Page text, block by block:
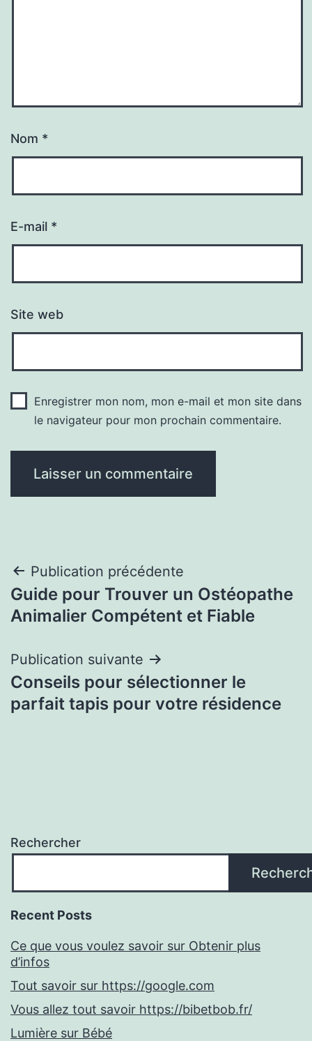
Nom *
E-mail *
Site web
Enregistrer mon nom, mon e-mail et mon site dans
le navigateur pour mon prochain commentaire.
Navigation
de
Publication précédente
Guide pour Trouver un Ostéopathe
Animalier Compétent et Fiable
Publication suivante
Conseils pour sélectionner le
parfait tapis pour votre résidence
Rechercher
Recent Posts
Ce que vous voulez savoir sur Obtenir plus
d’infos
Tout savoir sur https://google.com
Vous allez tout savoir https://bibetbob.fr/
Lumière sur Bébé